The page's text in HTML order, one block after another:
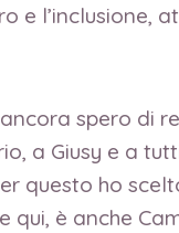
e
spero di
a Giusy e a
questo ho
è anche